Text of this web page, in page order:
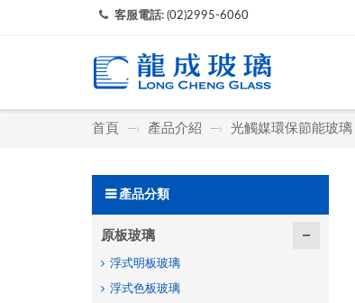
客服電話: (02)2995-6060
首頁 —› 產品介紹 —› 光觸媒環保節能玻璃
產品分類
原板玻璃
浮式明板玻璃
浮式色板玻璃